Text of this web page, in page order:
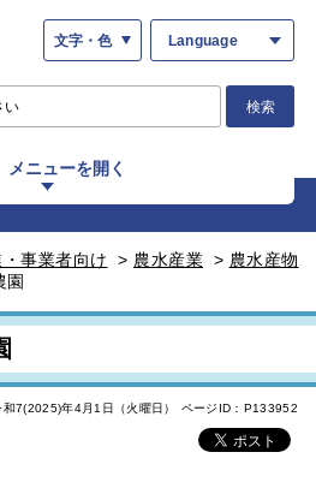
文字・色 Language
検索
メニューを開く
・事業者向け > 農水産業 > 農水産物
園
7(2025)年4月1日（火曜日） ページID：P133952